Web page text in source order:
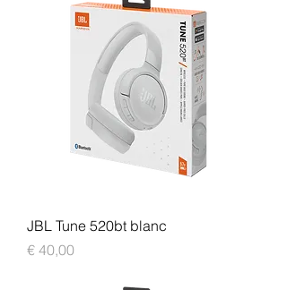
JBL Tune 520bt blanc
Prijs
€ 40,00